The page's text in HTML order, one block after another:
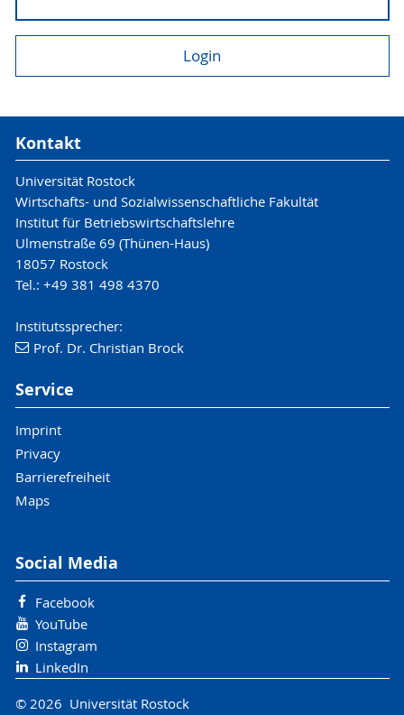
Kontakt
Universität Rostock
Wirtschafts- und Sozialwissenschaftliche Fakultät
Institut für Betriebswirtschaftslehre
Ulmenstraße 69 (Thünen-Haus)
18057 Rostock
Tel.: +49 381 498 4370
Institutssprecher:
Prof. Dr. Christian Brock
Service
Imprint
Privacy
Barrierefreiheit
Maps
Social Media
Facebook
YouTube
Instagram
LinkedIn
© 2026 Universität Rostock